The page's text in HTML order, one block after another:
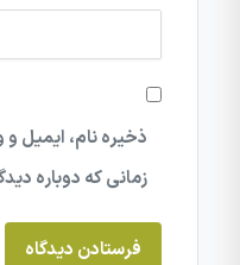
ذخیره نام، ایمیل
زمانی که دوباره